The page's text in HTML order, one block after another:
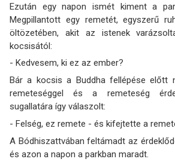
Ezután egy napon ismét kiment a
Megpillantott egy remetét, egyszerű
öltözetében, akit az istenek
kocsisától:
- Kedvesem, ki ez az ember?
Bár a kocsis a Buddha fellépése előtt
remeteséggel és a remeteség
sugallatára így válaszolt:
- Felség, ez remete - és kifejtette a
A Bódhiszattvában feltámadt az
és azon a napon a parkban maradt.